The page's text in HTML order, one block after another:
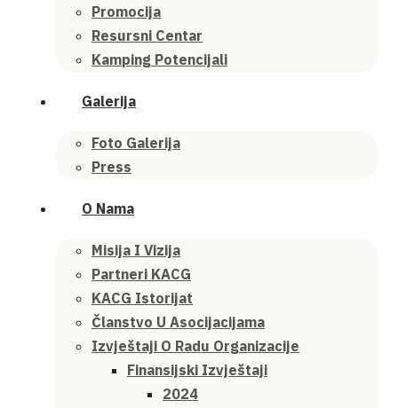
Promocija
Resursni Centar
Kamping Potencijali
Galerija
Foto Galerija
Press
O Nama
Misija I Vizija
Partneri KACG
KACG Istorijat
Članstvo U Asocijacijama
Izvještaji O Radu Organizacije
Finansijski Izvještaji
2024